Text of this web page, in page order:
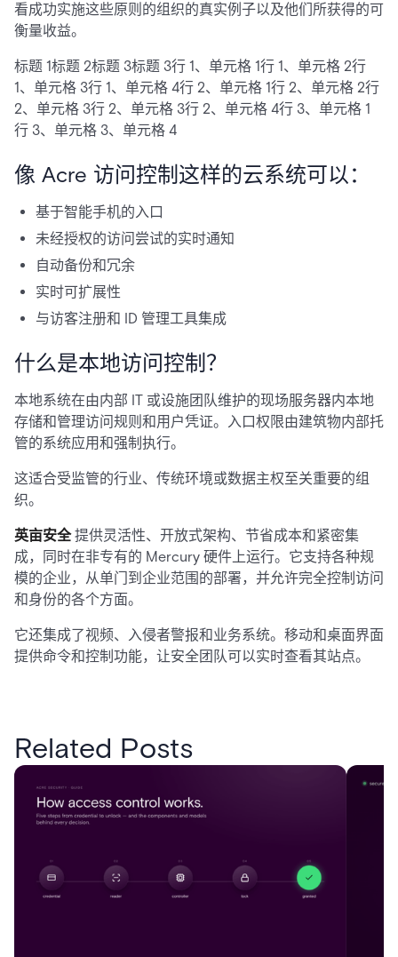
看成功实施这些原则的组织的真实例子以及他们所获得的可
衡量收益。
标题 1标题 2标题 3标题 3行 1、单元格 1行 1、单元格 2行
1、单元格 3行 1、单元格 4行 2、单元格 1行 2、单元格 2行
2、单元格 3行 2、单元格 3行 2、单元格 4行 3、单元格 1
行 3、单元格 3、单元格 4
像 Acre 访问控制这样的云系统可以：
基于智能手机的入口
未经授权的访问尝试的实时通知
自动备份和冗余
实时可扩展性
与访客注册和 ID 管理工具集成
什么是本地访问控制？
本地系统在由内部 IT 或设施团队维护的现场服务器内本地
存储和管理访问规则和用户凭证。入口权限由建筑物内部托
管的系统应用和强制执行。
这适合受监管的行业、传统环境或数据主权至关重要的组
织。
英亩安全提供灵活性、开放式架构、节省成本和紧密集
成，同时在非专有的 Mercury 硬件上运行。它支持各种规
模的企业，从单门到企业范围的部署，并允许完全控制访问
和身份的各个方面。
它还集成了视频、入侵者警报和业务系统。移动和桌面界面
提供命令和控制功能，让安全团队可以实时查看其站点。
Related Posts